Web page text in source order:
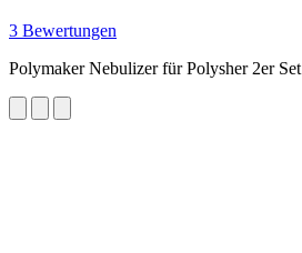
3 Bewertungen
Polymaker Nebulizer für Polysher 2er Set